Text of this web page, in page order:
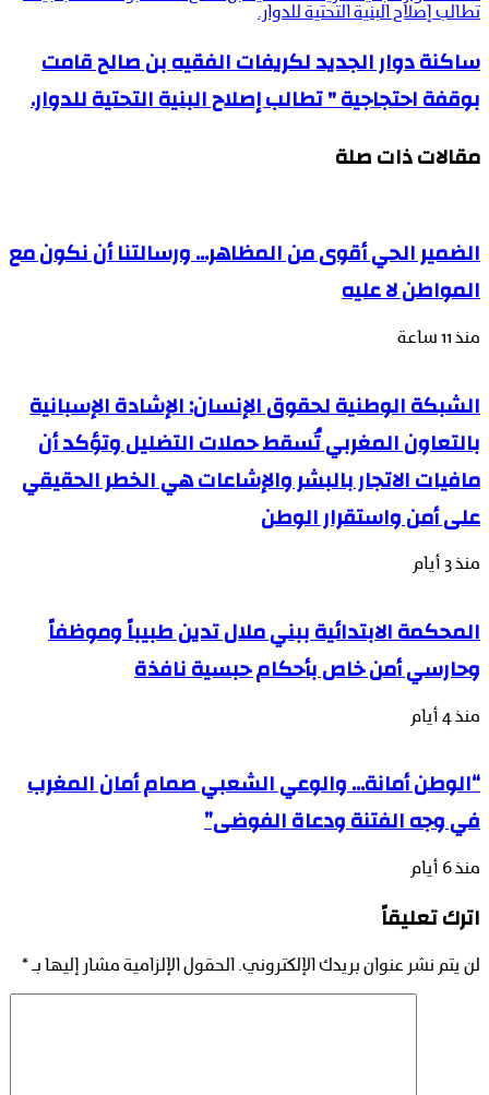
تطالب إصلاح البنية التحتية للدوار.
ساكنة دوار الجديد لكريفات الفقيه بن صالح قامت
بوقفة احتجاجية " تطالب إصلاح البنية التحتية للدوار.
مقالات ذات صلة
الضمير الحي أقوى من المظاهر… ورسالتنا أن نكون مع
المواطن لا عليه
منذ 11 ساعة
الشبكة الوطنية لحقوق الإنسان: الإشادة الإسبانية
بالتعاون المغربي تُسقط حملات التضليل وتؤكد أن
مافيات الاتجار بالبشر والإشاعات هي الخطر الحقيقي
على أمن واستقرار الوطن
منذ 3 أيام
المحكمة الابتدائية ببني ملال تدين طبيباً وموظفاً
وحارسي أمن خاص بأحكام حبسية نافذة
منذ 4 أيام
“الوطن أمانة… والوعي الشعبي صمام أمان المغرب
في وجه الفتنة ودعاة الفوضى”
منذ 6 أيام
اترك تعليقاً
لن يتم نشر عنوان بريدك الإلكتروني. الحقول الإلزامية مشار إليها بـ *